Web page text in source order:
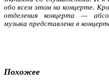
обо всем этом на концерте.
отделения концерта —
музыка представлена в
Похожее